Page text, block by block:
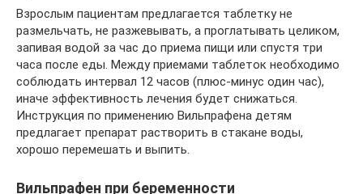
Взрослым пациентам предлагается таблетку не
размельчать, не разжевывать, а проглатывать целиком,
запивая водой за час до приема пищи или спустя три
часа после еды. Между приемами таблеток необходимо
соблюдать интервал 12 часов (плюс-минус один час),
иначе эффективность лечения будет снижаться.
Инструкция по применению Вильпрафена детям
предлагает препарат растворить в стакане воды,
хорошо перемешать и выпить.
Вильпрафен при беременности